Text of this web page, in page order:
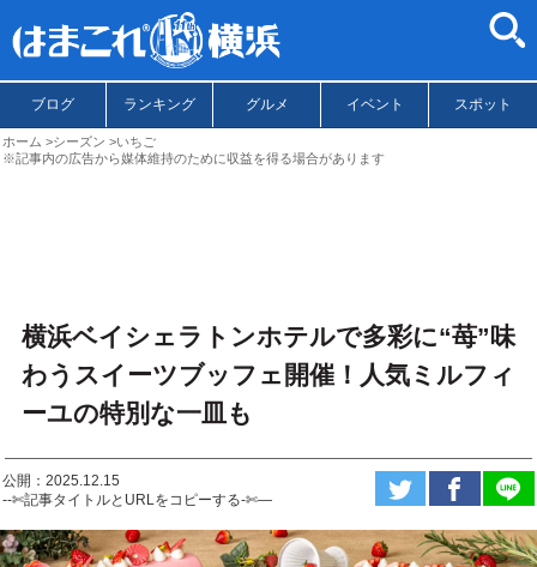
ブログ ランキング グルメ イベント スポット
ホーム シーズン
いちご
※記事内の広告から媒体維持のために収益を得る場合があります
横浜ベイシェラトンホテルで多彩に“苺”味
わうスイーツブッフェ開催！人気ミルフィ
ーユの特別な一皿も
公開：2025.12.15
--✄記事タイトルとURLをコピーする-✄—